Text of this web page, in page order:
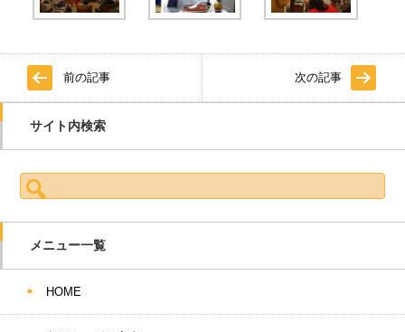
前の記事 次の記事
サイト内検索
検索:
メニュー一覧
HOME